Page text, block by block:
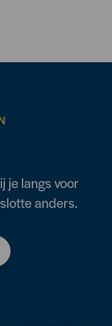
je langs voor
anders.